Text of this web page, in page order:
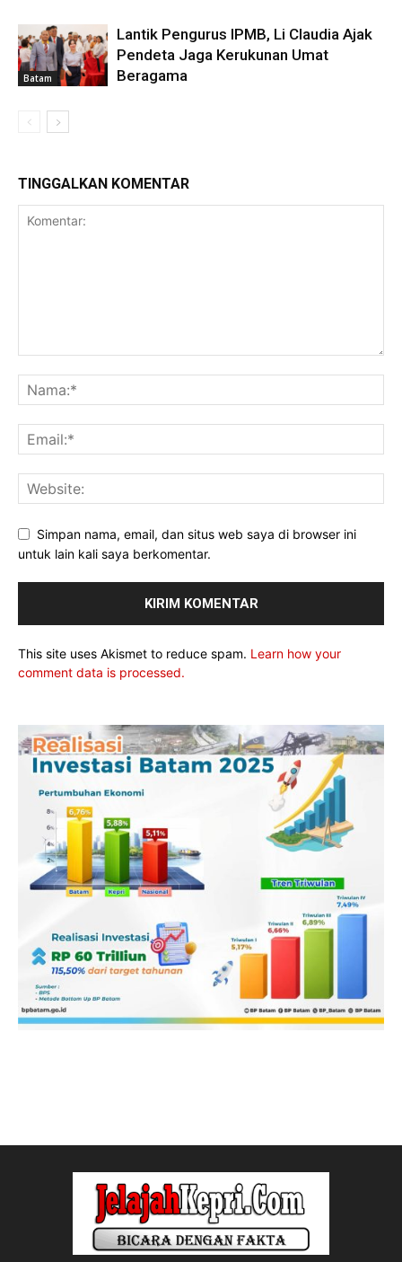
Batam
Lantik Pengurus IPMB, Li Claudia Ajak
Pendeta Jaga Kerukunan Umat
Beragama
TINGGALKAN KOMENTAR
Simpan nama, email, dan situs web saya di browser ini
untuk lain kali saya berkomentar.
This site uses Akismet to reduce spam. Learn how your
comment data is processed.